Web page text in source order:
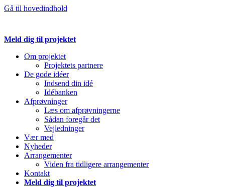
Gå til hovedindhold
Meld dig til projektet
Om projektet
Projektets partnere
De gode idéer
Indsend din idé
Idébanken
Afprøvninger
Læs om afprøvningerne
Sådan foregår det
Vejledninger
Vær med
Nyheder
Arrangementer
Viden fra tidligere arrangementer
Kontakt
Meld dig til projektet